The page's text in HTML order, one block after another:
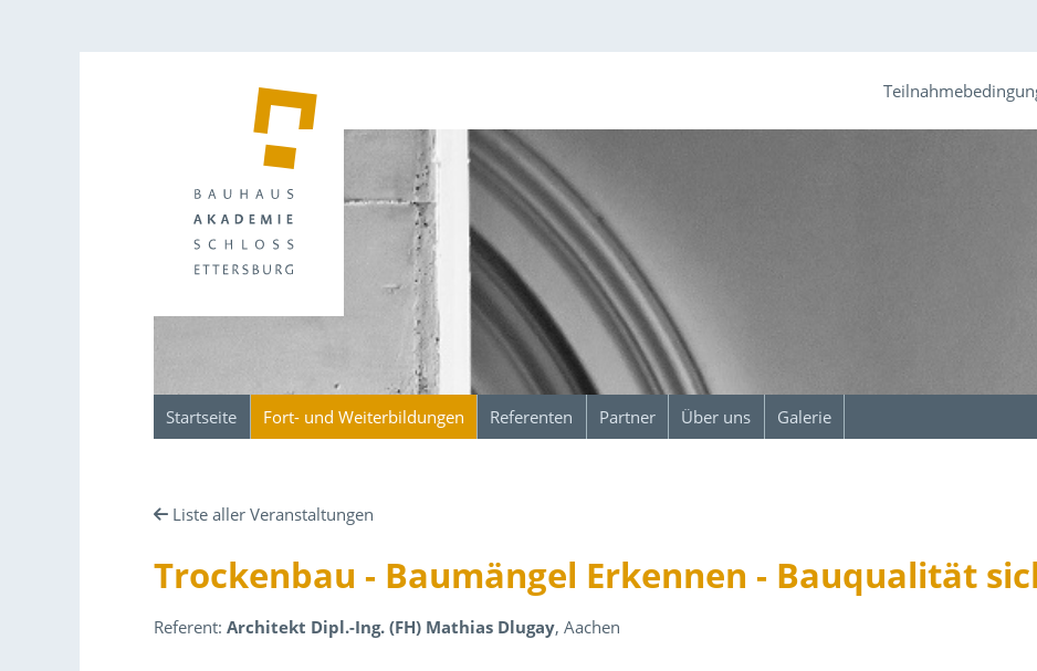
Startseite Fort- und Weiterbildungen Referenten Partner Über uns Galerie
Liste aller Veranstaltungen
Trockenbau - Baumängel Erkennen - Bauqualität
Referent:Architekt Dipl.-Ing. (FH) Mathias Dlugay, Aachen